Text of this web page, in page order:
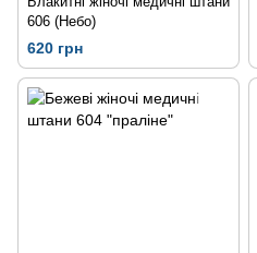
606 (Небо)
620 грн